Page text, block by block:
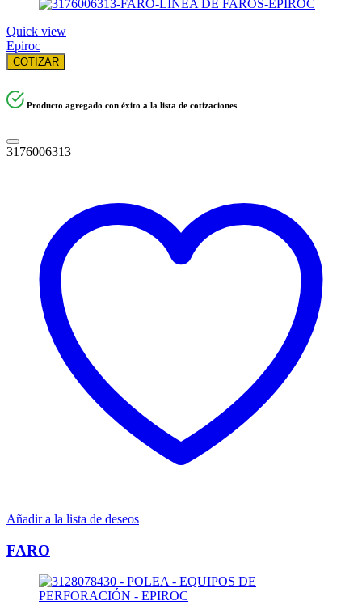
Quick view
Epiroc
COTIZAR
Producto agregado con éxito a la lista de cotizaciones
3176006313
Añadir a la lista de deseos
FARO